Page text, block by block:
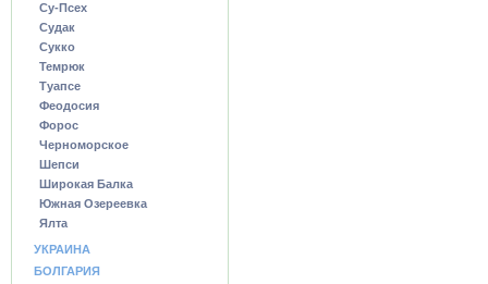
Су-Псех
Судак
Сукко
Темрюк
Туапсе
Феодосия
Форос
Черноморское
Шепси
Широкая Балка
Южная Озереевка
Ялта
УКРАИНА
БОЛГАРИЯ